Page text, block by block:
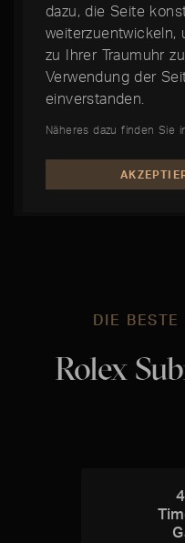
Geschichte der
Rolex erfunden, war
Gehäuse­boden und
DIE
Rolex
dazu, die Seite
weiterzuentwickeln,
zu Ihrer Traumuhr
Verwendung der
einverstanden.
Näheres dazu finden Sie